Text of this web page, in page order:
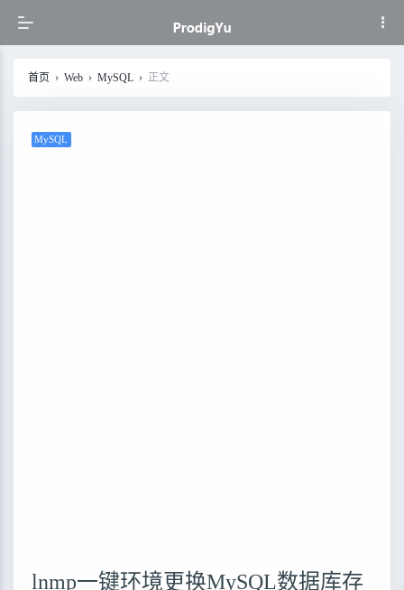
首页 › Web › MySQL › 正文
MySQL
lnmp一键环境更换MySQL数据库存